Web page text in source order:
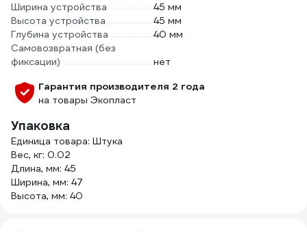
Ширина устройства
45 мм
Высота устройства
45 мм
Глубина устройства
40 мм
Самовозвратная (без
фиксации)
нет
Гарантия производителя 2 года
на товары Экопласт
Упаковка
Единица товара: Штука
Вес, кг: 0.02
Длина, мм: 45
Ширина, мм: 47
Высота, мм: 40